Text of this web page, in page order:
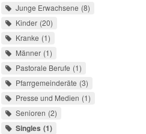
Junge Erwachsene 8
Kinder 20
Kranke 1
Männer 1
Pastorale Berufe 1
Pfarrgemeinderäte 3
Presse und Medien 1
Senioren 2
Singles 1